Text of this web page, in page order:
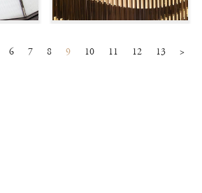
6 7 8 9 10 11 12 13 >